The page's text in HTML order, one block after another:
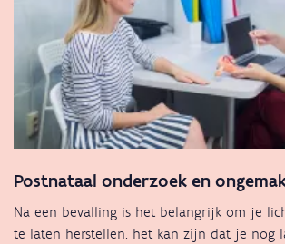
Postnataal onderzoek en
Na een bevalling is het belangrijk om je
te laten herstellen, het kan zijn dat je nog